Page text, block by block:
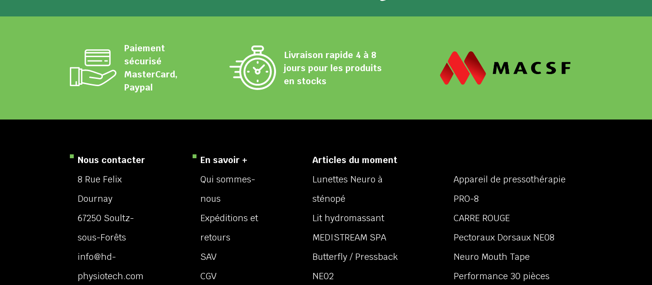
Paiement
sécurisé
MasterCard,
Paypal
Livraison rapide 4 à 8
jours pour les produits
en stocks
Nous contacter
8 Rue Felix
Dournay
67250 Soultz-
sous-Forêts
info@hd-
physiotech.com
En savoir +
Qui sommes-
nous
Expéditions et
retours
SAV
CGV
Articles du moment
Lunettes Neuro à
sténopé
Lit hydromassant
MEDISTREAM SPA
Butterfly / Pressback
NE02
Appareil de pressothérapie
PRO-8
CARRE ROUGE
Pectoraux Dorsaux NE08
Neuro Mouth Tape
Performance 30 pièces